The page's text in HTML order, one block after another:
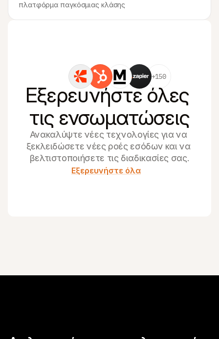
πλατφόρμα παγκόσμιας κλάσης
+150
Εξερευνήστε όλες
τις ενσωματώσεις
Ανακαλύψτε νέες τεχνολογίες για να
ξεκλειδώσετε νέες ροές εσόδων και να
βελτιστοποιήσετε τις διαδικασίες σας.
Εξερευνήστε όλα